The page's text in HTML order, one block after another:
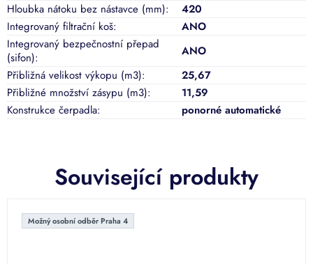
Související produkty
Možný osobní odběr Praha 4
Hloubka nátoku bez nástavce (mm):
420
Integrovaný filtrační koš:
ANO
Integrovaný bezpečnostní přepad
(sifon):
ANO
Přibližná velikost výkopu (m3):
25,67
Přibližné množství zásypu (m3):
11,59
Konstrukce čerpadla: ponorné automatické